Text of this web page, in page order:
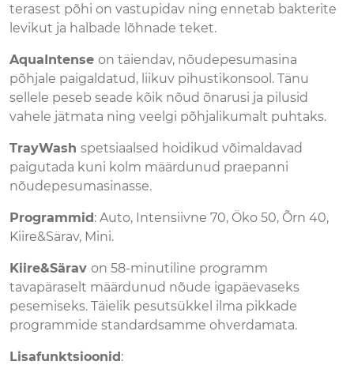
terasest põhi on vastupidav ning ennetab bakterite
levikut ja halbade lõhnade teket.
AquaIntense on täiendav, nõudepesumasina
põhjale paigaldatud, liikuv pihustikonsool. Tänu
sellele peseb seade kõik nõud õnarusi ja pilusid
vahele jätmata ning veelgi põhjalikumalt puhtaks.
TrayWash spetsiaalsed hoidikud võimaldavad
paigutada kuni kolm määrdunud praepanni
nõudepesumasinasse.
Programmid: Auto, Intensiivne 70, Öko 50, Õrn 40,
Kiire&Särav, Mini.
Kiire&Särav on 58-minutiline programm
tavapäraselt määrdunud nõude igapäevaseks
pesemiseks. Täielik pesutsükkel ilma pikkade
programmide standardsamme ohverdamata.
Lisafunktsioonid: